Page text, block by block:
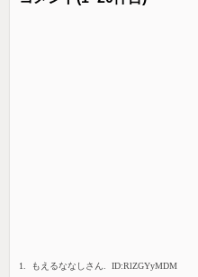
1. もえるななしさん. ID:RlZGYyMDM